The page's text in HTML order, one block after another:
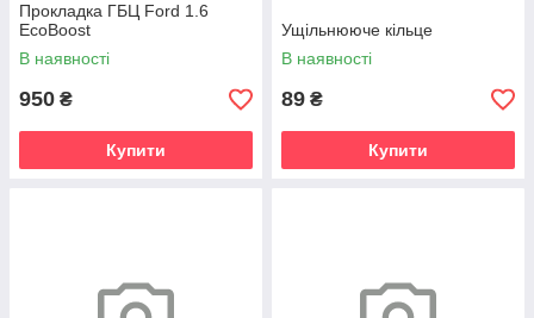
Прокладка ГБЦ Ford 1.6
EcoBoost
В наявності
950 ₴
Купити
Ущільнююче кільце
В наявності
89 ₴
Купити